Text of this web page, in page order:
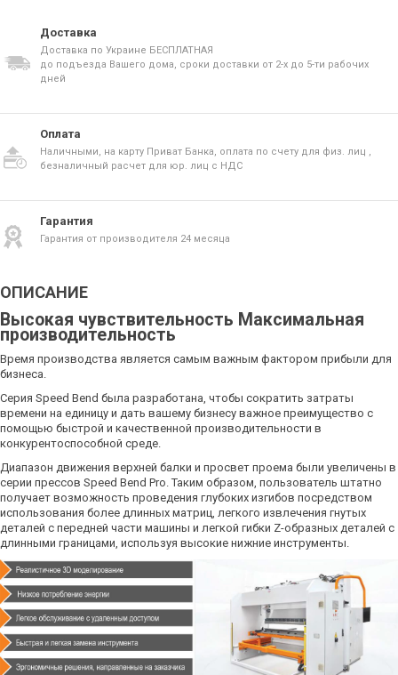
Доставка
Доставка по Украине БЕСПЛАТНАЯ
до подъезда Вашего дома, сроки доставки от 2-х до 5-ти рабочих
дней
Оплата
Наличными, на карту Приват Банка, оплата по счету для физ. лиц ,
безналичный расчет для юр. лиц с НДС
Гарантия
Гарантия от производителя 24 месяца
ОПИСАНИЕ
Высокая чувствительность Максимальная
производительность
Время производства является самым важным фактором прибыли для
бизнеса.
Серия Speed Bend была разработана, чтобы сократить затраты
времени на единицу и дать вашему бизнесу важное преимущество с
помощью быстрой и качественной производительности в
конкурентоспособной среде.
Диапазон движения верхней балки и просвет проема были увеличены в
серии прессов Speed Bend Pro. Таким образом, пользователь штатно
получает возможность проведения глубоких изгибов посредством
использования более длинных матриц, легкого извлечения гнутых
деталей с передней части машины и легкой гибки Z-образных деталей с
длинными границами, используя высокие нижние инструменты.